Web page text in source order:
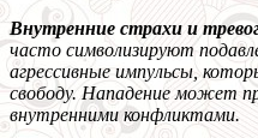
Внутренние страхи и
часто символизируют
агрессивные импульсы,
свободу. Нападение может
внутренними конфликтами.